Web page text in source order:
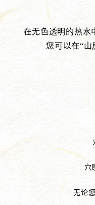
在无色透明的热水
您可以在“山
穴
无论